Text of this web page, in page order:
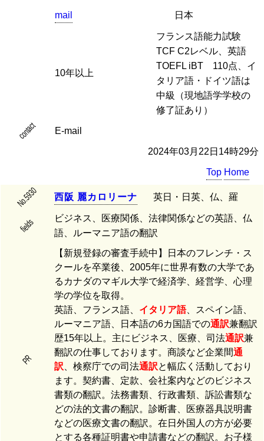
mail 日本
10年以上
フランス語能力試験
TCF C2レベル、英語
TOEFL iBT 110点、イ
タリア語・ドイツ語は
中級（現地語学学校の
修了証あり）
contact E-mail
2024年03月22日14時29分
Top Home
No.5930 西阪 麗カ ロ リ ーナ 英日・日英、仏、羅
fields
ビジネス、医療関係、法律関係などの英語、仏
語、ルーマニア語の翻訳
PR
【新規登録の審査手続中】日本のフレンチ・ス
クールを卒業後、2005年に世界有数の大学であ
るカナダのマギル大学で経済学、経営学、心理
学の学位を取得。
英語、フランス語、 イタリア語、スペイン語、
ルーマニア語、日本語の6カ国語での通訳兼翻訳
歴15年以上。主にビジネス、医療、司法通訳兼
翻訳の仕事しております。商談など企業間通
訳 、検察庁での司法通訳と幅広く活動しており
ます。契約書、定款、会社案内などのビジネス
書類の翻訳。法務書類、行政書類、訴訟書類な
どの法的文書の翻訳。診断書、医療器具説明書
などの医療文書の翻訳。在日外国人の方が必要
とする各種証明書や申請書などの翻訳。お子様